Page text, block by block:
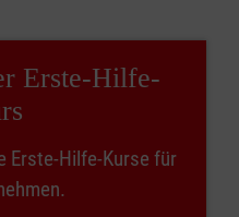
Erste-Hilfe-
Erste-Hilfe-Kurse für